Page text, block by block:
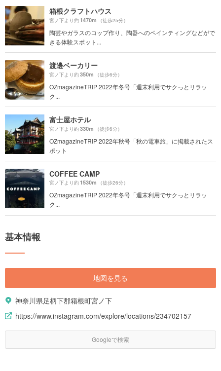
箱根クラフトハウス
宮ノ下より約1470m （徒歩25分）
陶芸やガラスのコップ作り、陶器へのペインティングなどがで
きる体験スポット...
渡邊ベーカリー
宮ノ下より約350m （徒歩6分）
OZmagazineTRIP 2022年冬号「週末利用でサクっとリラッ
ク...
富士屋ホテル
宮ノ下より約330m （徒歩6分）
OZmagazineTRIP 2022年秋号「秋の電車旅」に掲載されたス
ポット
COFFEE CAMP
宮ノ下より約1530m （徒歩26分）
OZmagazineTRIP 2022年冬号「週末利用でサクっとリラッ
ク...
基本情報
地図を見る
神奈川県足柄下郡箱根町宮ノ下
https://www.instagram.com/explore/locations/234702157
Googleで検索